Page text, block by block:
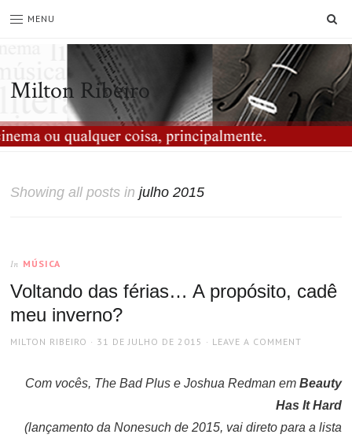
MENU
Milton Ribeiro
Showing all posts injulho 2015
In MÚSICA
Voltando das férias… A propósito, cadê
meu inverno?
AUTHOR
MILTON RIBEIRO
POSTED
31 DE JULHO DE 2015 LEAVE A COMMENT
Com vocês, The Bad Plus e Joshua Redman em Beauty
Has It Hard
(lançamento da Nonesuch de 2015, vai direto para a lista